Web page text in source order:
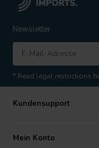
Newsletter
* Read legal restrictions
Kundensupport
Mein Konto